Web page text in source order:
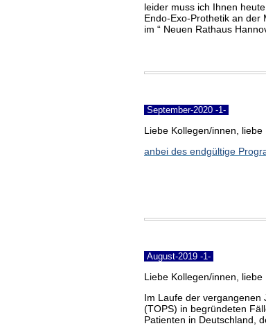
leider muss ich Ihnen
Endo-Exo-Prothetik an der
im “ Neuen Rathaus
September-2020 -1-
Liebe Kollegen/innen,
anbei des endgültige
August-2019 -1-
Liebe Kollegen/innen,
Im Laufe der vergangenen
(TOPS) in begründeten
Patienten in Deutschland,